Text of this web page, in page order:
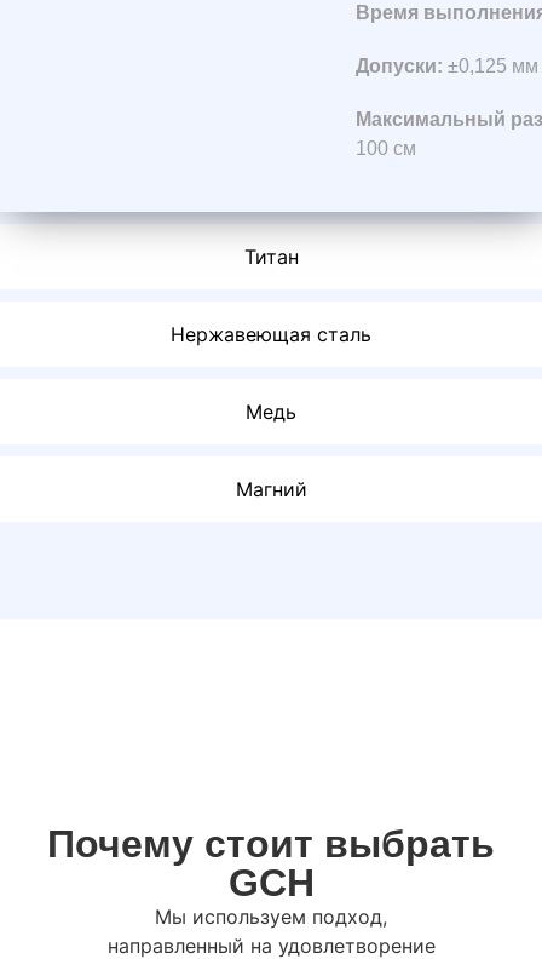
Титан
Нержавеющая сталь
Медь
Магний
Время
Допуски: ±0,125 мм
Максимальный
100 см
Почему стоит выбрать
GCH
Мы используем подход,
направленный на удовлетворение